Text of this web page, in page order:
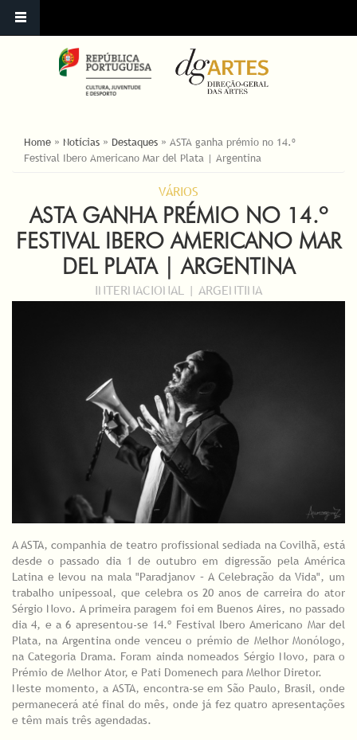
ESTÁ AQUI
Home » Notícias » Destaques » ASTA ganha prémio no 14.º
Festival Ibero Americano Mar del Plata | Argentina
VÁRIOS
ASTA GANHA PRÉMIO NO 14.º
FESTIVAL IBERO AMERICANO MAR
DEL PLATA | ARGENTINA
INTERNACIONAL | ARGENTINA
A ASTA, companhia de teatro profissional sediada na Covilhã, está
desde o passado dia 1 de outubro em digressão pela América
Latina e levou na mala "Paradjanov – A Celebração da Vida", um
trabalho unipessoal, que celebra os 20 anos de carreira do ator
Sérgio Novo. A primeira paragem foi em Buenos Aires, no passado
dia 4, e a 6 apresentou-se 14.º Festival Ibero Americano Mar del
Plata, na Argentina onde venceu o prémio de Melhor Monólogo,
na Categoria Drama. Foram ainda nomeados Sérgio Novo, para o
Prémio de Melhor Ator, e Pati Domenech para Melhor Diretor.
Neste momento, a ASTA, encontra-se em São Paulo, Brasil, onde
permanecerá até final do mês, onde já fez quatro apresentações
e têm mais três agendadas.